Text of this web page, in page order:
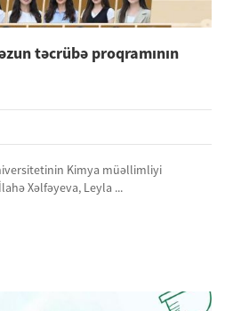
təcrübə proqramının
Kimya müəllimliyi
Xəlfəyeva, Leyla ...